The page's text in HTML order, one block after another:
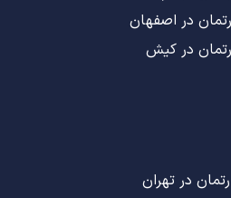
در اصفهان
در کیش
در تهران